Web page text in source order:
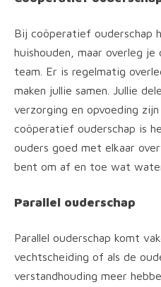
Bij coöperatief ouderschap
huishouden, maar overleg je
team. Er is regelmatig
maken jullie samen. Jullie
verzorging en opvoeding
coöperatief ouderschap is
ouders goed met elkaar
bent om af en toe wat
Parallel ouderschap
Parallel ouderschap komt
vechtscheiding of als de
verstandhouding meer